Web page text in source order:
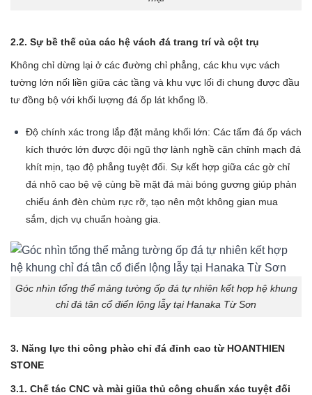
2.2. Sự bề thế của các hệ vách đá trang trí và cột trụ
Không chỉ dừng lại ở các đường chỉ phẳng, các khu vực vách
tường lớn nối liền giữa các tầng và khu vực lối đi chung được đầu
tư đồng bộ với khối lượng đá ốp lát khổng lồ.
Độ chính xác trong lắp đặt mảng khối lớn: Các tấm đá ốp vách
kích thước lớn được đội ngũ thợ lành nghề căn chỉnh mạch đá
khít mịn, tạo độ phẳng tuyệt đối. Sự kết hợp giữa các gờ chỉ
đá nhô cao bệ vệ cùng bề mặt đá mài bóng gương giúp phản
chiếu ánh đèn chùm rực rỡ, tạo nên một không gian mua
sắm, dịch vụ chuẩn hoàng gia.
Góc nhìn tổng thể mảng tường ốp đá tự nhiên kết hợp hệ khung
chỉ đá tân cổ điển lộng lẫy tại Hanaka Từ Sơn
3. Năng lực thi công phào chỉ đá đỉnh cao từ HOANTHIEN
STONE
3.1. Chế tác CNC và mài giũa thủ công chuẩn xác tuyệt đối